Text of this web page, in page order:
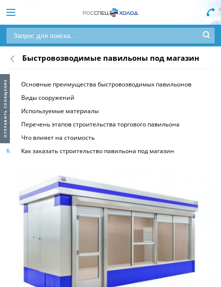
Быстровозводимые павильоны под магазин
Основные преимущества быстровозводимых павильонов
Виды сооружений
Используемые материалы
Перечень этапов строительства торгового павильона
Что влияет на стоимость
Как заказать строительство павильона под магазин